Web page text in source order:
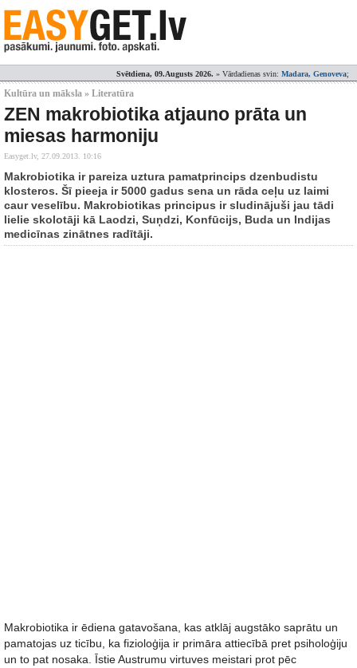
Svētdiena, 09.Augusts 2026. » Vārdadienas svin: Madara, Genoveva;
Kultūra un māksla » Literatūra
ZEN makrobiotika atjauno prāta un
miesas harmoniju
Easyget.lv, 27.09.2013. 10:16
Makrobiotika ir pareiza uztura pamatprincips dzenbudistu
klosteros. Šī pieeja ir 5000 gadus sena un rāda ceļu uz laimi
caur veselību. Makrobiotikas principus ir sludinājuši jau tādi
lielie skolotāji kā Laodzi, Suņdzi, Konfūcijs, Buda un Indijas
medicīnas zinātnes radītāji.
Makrobiotika ir ēdiena gatavošana, kas atklāj augstāko saprātu un
pamatojas uz ticību, ka fizioloģija ir primāra attiecībā pret psiholoģiju
un to pat nosaka. Īstie Austrumu virtuves meistari prot pēc